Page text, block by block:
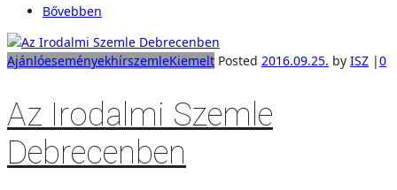
Bővebben
AjánlóeseményekhírszemleKiemelt Posted 2016.09.25. by ISZ |0
Az Irodalmi Szemle
Debrecenben